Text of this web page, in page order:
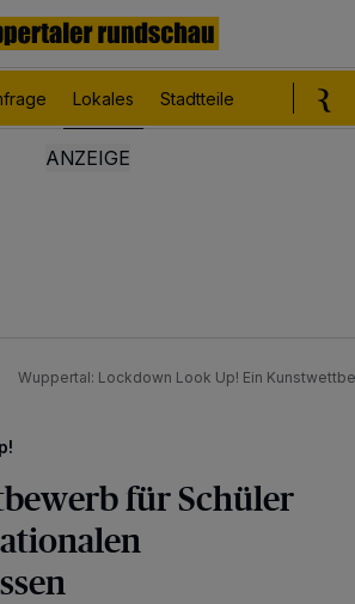
Lokales Stadtteile
Wuppertal: Lockdown Look Up! Ein
für Schüler